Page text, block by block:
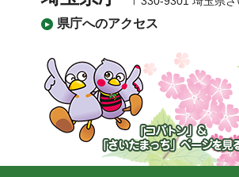
県庁へのアクセス
「コバトン」&「さいた
まっち」